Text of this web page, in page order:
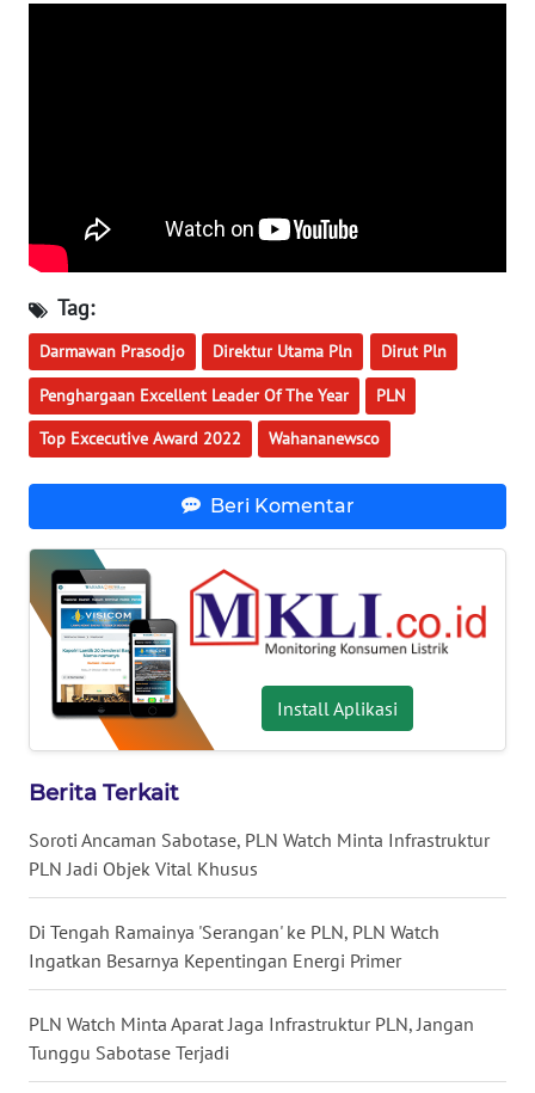
Tag:
Darmawan Prasodjo Direktur Utama Pln Dirut Pln
Penghargaan Excellent Leader Of The Year PLN
Top Excecutive Award 2022 Wahananewsco
Beri Komentar
Install Aplikasi
Berita Terkait
Soroti Ancaman Sabotase, PLN Watch Minta Infrastruktur
PLN Jadi Objek Vital Khusus
Di Tengah Ramainya 'Serangan' ke PLN, PLN Watch
Ingatkan Besarnya Kepentingan Energi Primer
PLN Watch Minta Aparat Jaga Infrastruktur PLN, Jangan
Tunggu Sabotase Terjadi
WN
SUMSEL
WN
BENGKULU
WN
LAMPUNG
WN
WN
NUSANTARA
JOGJA
WN
JATIM
WN
BALI
WN
KALBAR
WN
KALTENG